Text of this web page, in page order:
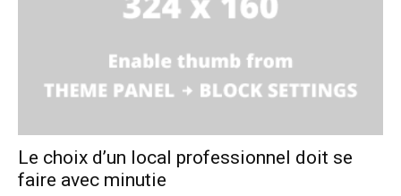
Le choix d’un local professionnel doit se
faire avec minutie